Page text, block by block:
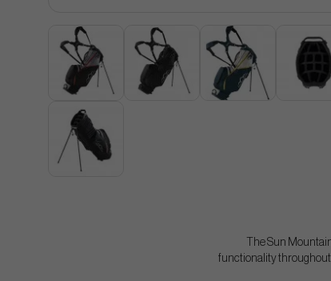
The Sun
functionality throughout